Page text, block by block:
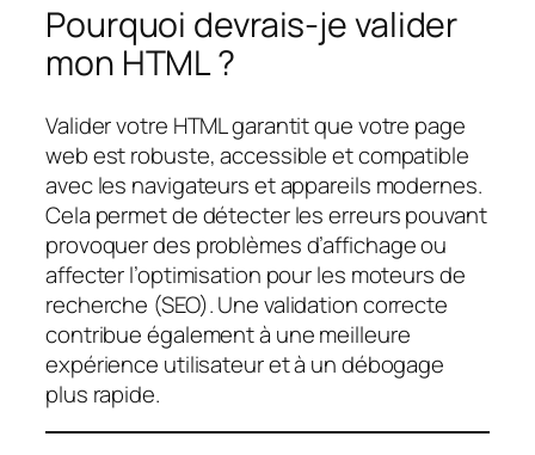
Pourquoi devrais-je valider
mon HTML ?
Valider votre HTML garantit que votre page
web est robuste, accessible et compatible
avec les navigateurs et appareils modernes.
Cela permet de détecter les erreurs pouvant
provoquer des problèmes d’affichage ou
affecter l’optimisation pour les moteurs de
recherche (SEO). Une validation correcte
contribue également à une meilleure
expérience utilisateur et à un débogage
plus rapide.